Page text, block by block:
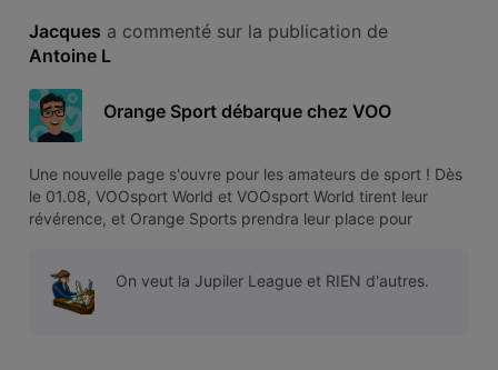
Jacques a commenté sur la publication de
Antoine L
Orange Sport débarque chez VOO
Une nouvelle page s'ouvre pour les amateurs de sport ! Dès
le 01.08, VOOsport World et VOOsport World tirent leur
révérence, et Orange Sports prendra leur place pour
de nombreuses cOn veut la Jupiler League et RIEN d'autres.